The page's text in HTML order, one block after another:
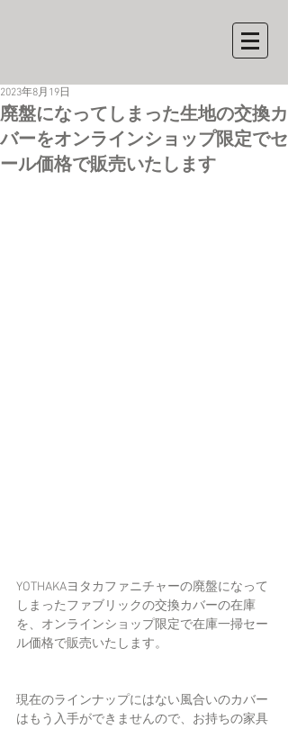
廃盤になってしまった生地の交換カ
バーをオンラインショップ限定でセ
ール価格で販売いたします
2023年8月19日
YOTHAKAヨタカファニチャーの廃盤になって
しまったファブリックの交換カバーの在庫
を、オンラインショップ限定で在庫一掃セー
ル価格で販売いたします。
現在のラインナップにはない風合いのカバー
はもう入手ができませんので、お持ちの家具